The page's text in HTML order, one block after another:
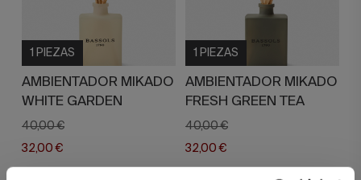
1 PIEZAS
AMBIENTADOR MIKADO
WHITE GARDEN
40,00 €
32,00 €
1 PIEZAS
AMBIENTADOR MIKADO
FRESH GREEN TEA
40,00 €
32,00 €